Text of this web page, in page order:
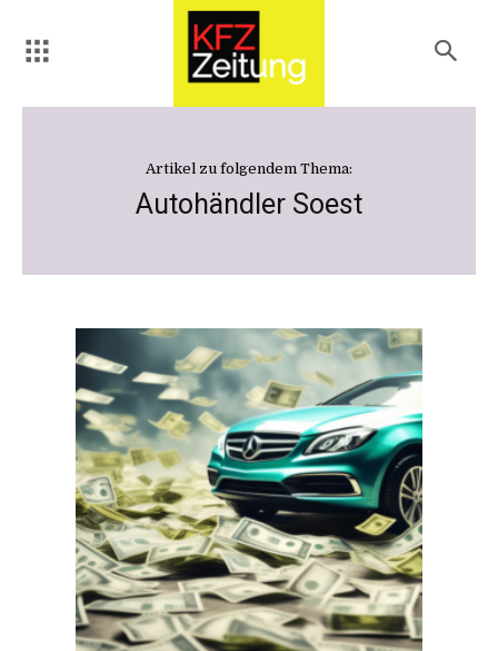
Artikel zu folgendem Thema:
Autohändler Soest